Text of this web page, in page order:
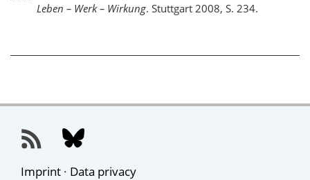
Leben – Werk – Wirkung. Stuttgart 2008, S. 234.
Imprint · Data privacy